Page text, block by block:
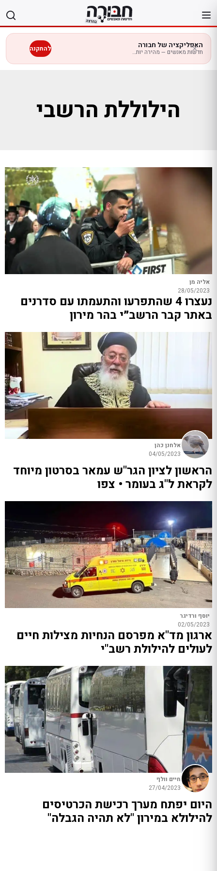
לתוכן
האפליקציה של חבורה
חדשות מאנשים — מהירה יותר בנייד להתקנה
הילוללת הרשבי
אליה מן
28/05/2023
נעצרו 4 שהתפרעו והתעמתו עם סדרנים
באתר קבר הרשב״י בהר מירון
אלחנן כהן
04/05/2023
הראשון לציון הגר"ש עמאר בסרטון מיוחד
לקראת ל"ג בעומר • צפו
יוסף ורדיגר
02/05/2023
ארגון מד"א מפרסם הנחיות מצילות חיים
לעולים להילולת רשב"י
חיים וולף
27/04/2023
היום יפתח מערך רכישת הכרטיסים
להילולא במירון "לא תהיה הגבלה"